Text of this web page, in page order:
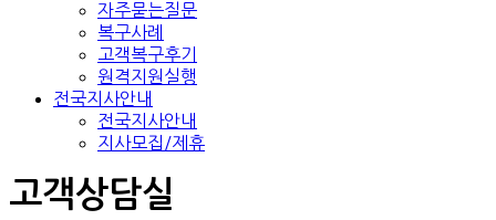
자주묻는질문
복구사례
고객복구후기
원격지원실행
전국지사안내
전국지사안내
지사모집/제휴
고객상담실